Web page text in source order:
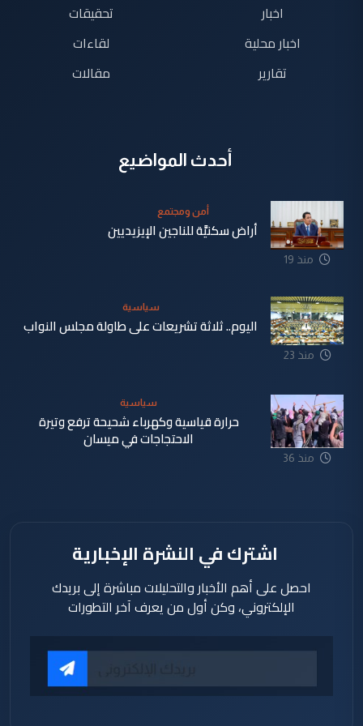
اخبار
اخبار محلية
تقارير
تحقيقات
لقاءات
مقالات
أحدث المواضيع
منذ 19
أمن ومجتمع
أراض سكنيَّة للناجين الإيزيديين
منذ 23
سياسية
اليوم.. ثلاثة تشريعات على طاولة مجلس النواب
منذ 36
سياسية
حرارة قياسية وكهرباء شحيحة ترفع وتيرة
الاحتجاجات في ميسان
اشترك في النشرة الإخبارية
احصل على أهم الأخبار والتحليلات مباشرة إلى بريدك
الإلكتروني، وكن أول من يعرف آخر التطورات